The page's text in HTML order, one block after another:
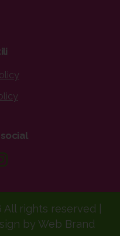
social
rights reserved |
by Web Brand